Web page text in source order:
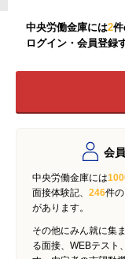
中央労働金庫には2件
ログイン・会員登録
会
中央労働金庫には
面接体験記、 246件
があります。
その他にみん就に集
る面接、WEBテスト